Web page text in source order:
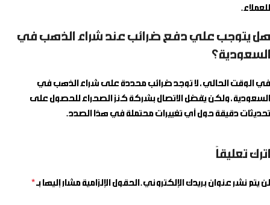
للعملاء.
هل يتوجب علي دفع ضرائب عند شراء الذهب في
السعودية؟
في الوقت الحالي، لا توجد ضرائب محددة على شراء الذهب في
السعودية، ولكن يُفضل الاتصال بشركة كنز الصحراء للحصول على
تحديثات دقيقة حول أي تغييرات محتملة في هذا الصدد.
اترك تعليقاً
لن يتم نشر عنوان بريدك الإلكتروني. الحقول الإلزامية مشار إليها بـ*